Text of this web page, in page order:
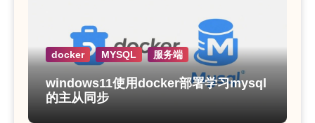
docker MYSQL 服务端
windows11使用docker部署学习mysql
的主从同步